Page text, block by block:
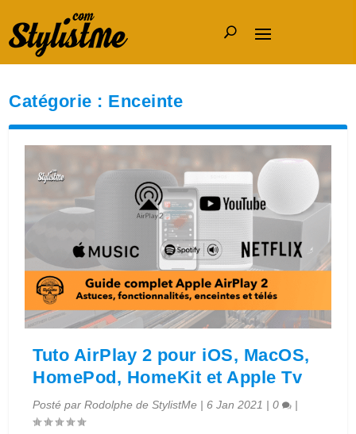
Catégorie : Enceinte
Tuto AirPlay 2 pour iOS, MacOS,
HomePod, HomeKit et Apple Tv
Posté parRodolphe de StylistMe |6 Jan 2021 |0 |